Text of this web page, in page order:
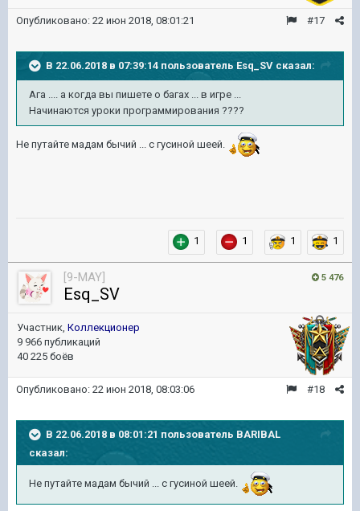
#17
Опубликовано: 22 июн 2018, 08:01:21
В 22.06.2018 в 07:39:14 пользователь Esq_SV сказал:
Ага .... а когда вы пишете о багах ... в игре ...
Начинаются уроки программирования ????
Не путайте мадам бычий ... с гусиной шеей.
1 1 1 1
5 476
[9-MAY]
Esq_SV
Участник, Коллекционер
9 966 публикаций
40 225 боёв
#18
Опубликовано: 22 июн 2018, 08:03:06
В 22.06.2018 в 08:01:21 пользователь BARIBAL
сказал:
Не путайте мадам бычий ... с гусиной шеей.